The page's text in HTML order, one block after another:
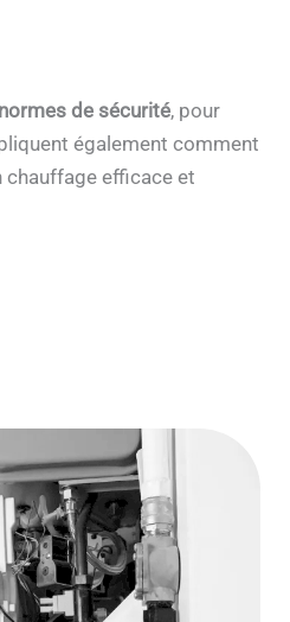
de sécurité, pour
également comment
chauffage efficace et